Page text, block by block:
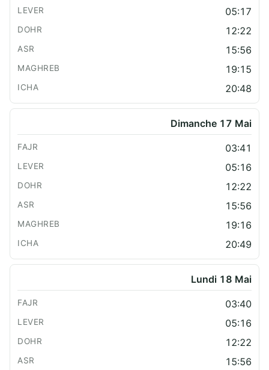
05:17
12:22
15:56
19:15
20:48
Dimanche 17 Mai
03:41
05:16
12:22
15:56
19:16
20:49
Lundi 18 Mai
03:40
05:16
12:22
15:56